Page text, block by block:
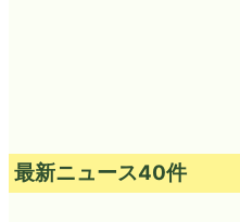
最新ニュース40件